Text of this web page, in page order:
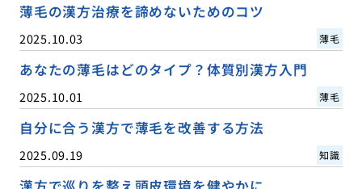
薄毛の漢方治療を諦めないためのコツ
2025.10.03 薄毛
あなたの薄毛はどのタイプ？体質別漢方入門
2025.10.01 薄毛
自分に合う漢方で薄毛を改善する方法
2025.09.19 知識